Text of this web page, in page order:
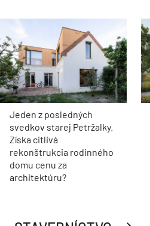
Jeden z posledných
svedkov starej Petržalky.
Získa citlivá
rekonštrukcia rodinného
domu cenu za
architektúru?